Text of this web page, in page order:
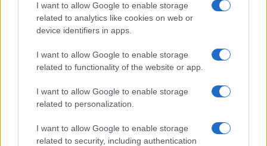
I want to allow Google to enable storage
related to analytics like cookies on web or
device identifiers in apps.
I want to allow Google to enable storage
related to functionality of the website or app.
I want to allow Google to enable storage
related to personalization.
I want to allow Google to enable storage
related to security, including authentication
Cómo preparar una salmorreta perfecta para arroces
exquisitos